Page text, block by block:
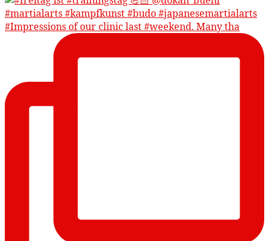
#Impressions of our clinic last #weekend. Many tha